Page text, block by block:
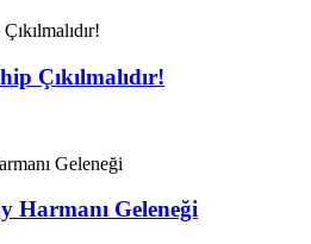
Çıkılmalıdır!
Harmanı Geleneği